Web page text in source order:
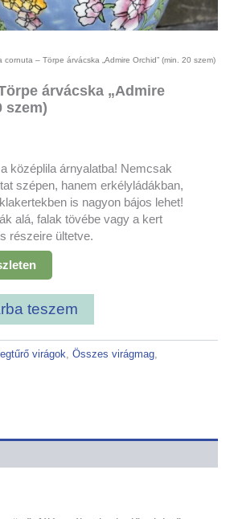
cornuta – Törpe árvácska „Admire Orchid” (min. 20 szem)
árvácska „Admire
szem)
középlila árnyalatba! Nemcsak
szépen, hanem erkélyládákban,
is nagyon bájos lehet!
alá, falak tövébe vagy a kert
részeire ültetve.
teszem
virágok Összes virágmag